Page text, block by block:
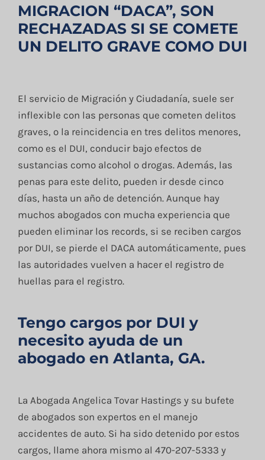
MIGRACION “DACA”, SON
RECHAZADAS SI SE COMETE
UN DELITO GRAVE COMO DUI
El servicio de Migración y Ciudadanía, suele ser
inflexible con las personas que cometen delitos
graves, o la reincidencia en tres delitos menores,
como es el DUI, conducir bajo efectos de
sustancias como alcohol o drogas. Además, las
penas para este delito, pueden ir desde cinco
días, hasta un año de detención. Aunque hay
muchos abogados con mucha experiencia que
pueden eliminar los records, si se reciben cargos
por DUI, se pierde el DACA automáticamente, pues
las autoridades vuelven a hacer el registro de
huellas para el registro.
Tengo cargos por DUI y
necesito ayuda de un
abogado en Atlanta, GA.
La Abogada Angelica Tovar Hastings y su bufete
de abogados son expertos en el manejo
accidentes de auto. Si ha sido detenido por estos
cargos, llame ahora mismo al 470-207-5333 y